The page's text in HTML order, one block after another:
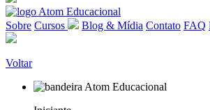
Sobre Cursos Blog & Mídia Contato FAQ
Voltar